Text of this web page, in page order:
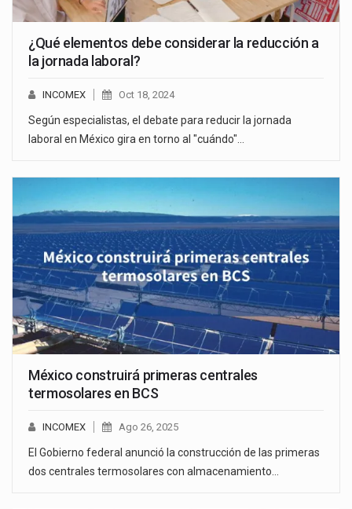
¿Qué elementos debe considerar la reducción a
la jornada laboral?
INCOMEX Oct 18, 2024
Según especialistas, el debate para reducir la jornada
laboral en México gira en torno al "cuándo"…
México construirá primeras centrales
termosolares en BCS
INCOMEX Ago 26, 2025
El Gobierno federal anunció la construcción de las primeras
dos centrales termosolares con almacenamiento…